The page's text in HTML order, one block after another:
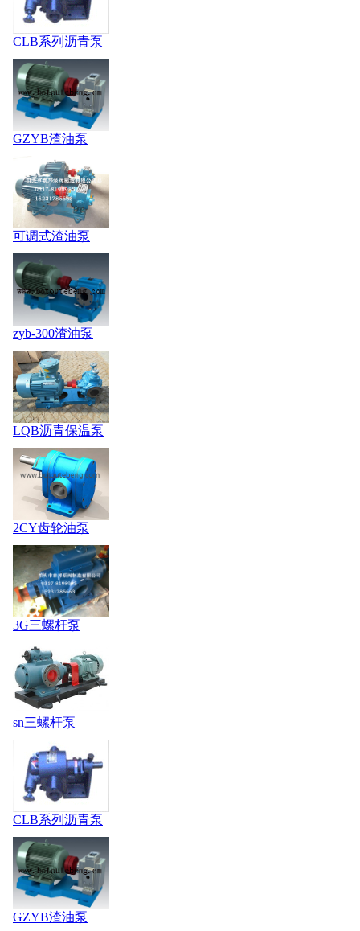
CLB系列沥青泵
GZYB渣油泵
可调式渣油泵
zyb-300渣油泵
LQB沥青保温泵
2CY齿轮油泵
3G三螺杆泵
sn三螺杆泵
CLB系列沥青泵
GZYB渣油泵